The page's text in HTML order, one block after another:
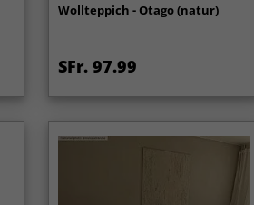
Wollteppich - Otago (natur)
SFr. 97.99